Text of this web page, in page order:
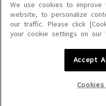
を問わず、著作権法の定める範囲を超
を禁じます。
楽曲及びコンテンツは、機種によりご
楽曲及びコンテンツの配信日、配信内
We use cookies to improve
website, to personalize
our traffic. Please click
your cookie settings on our
Accept